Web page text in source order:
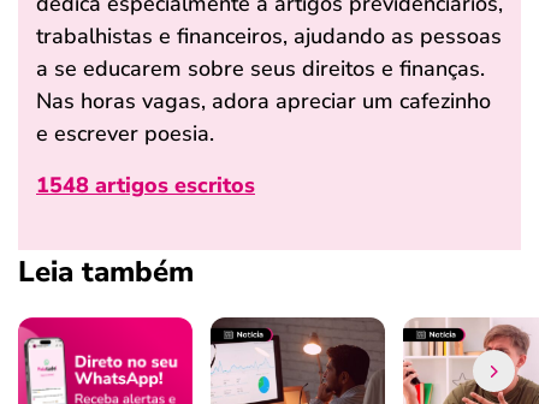
trabalhistas e financeiros, ajudando as pessoas
a se educarem sobre seus direitos e finanças.
Nas horas vagas, adora apreciar um cafezinho
e escrever poesia.
1548 artigos escritos
Leia também